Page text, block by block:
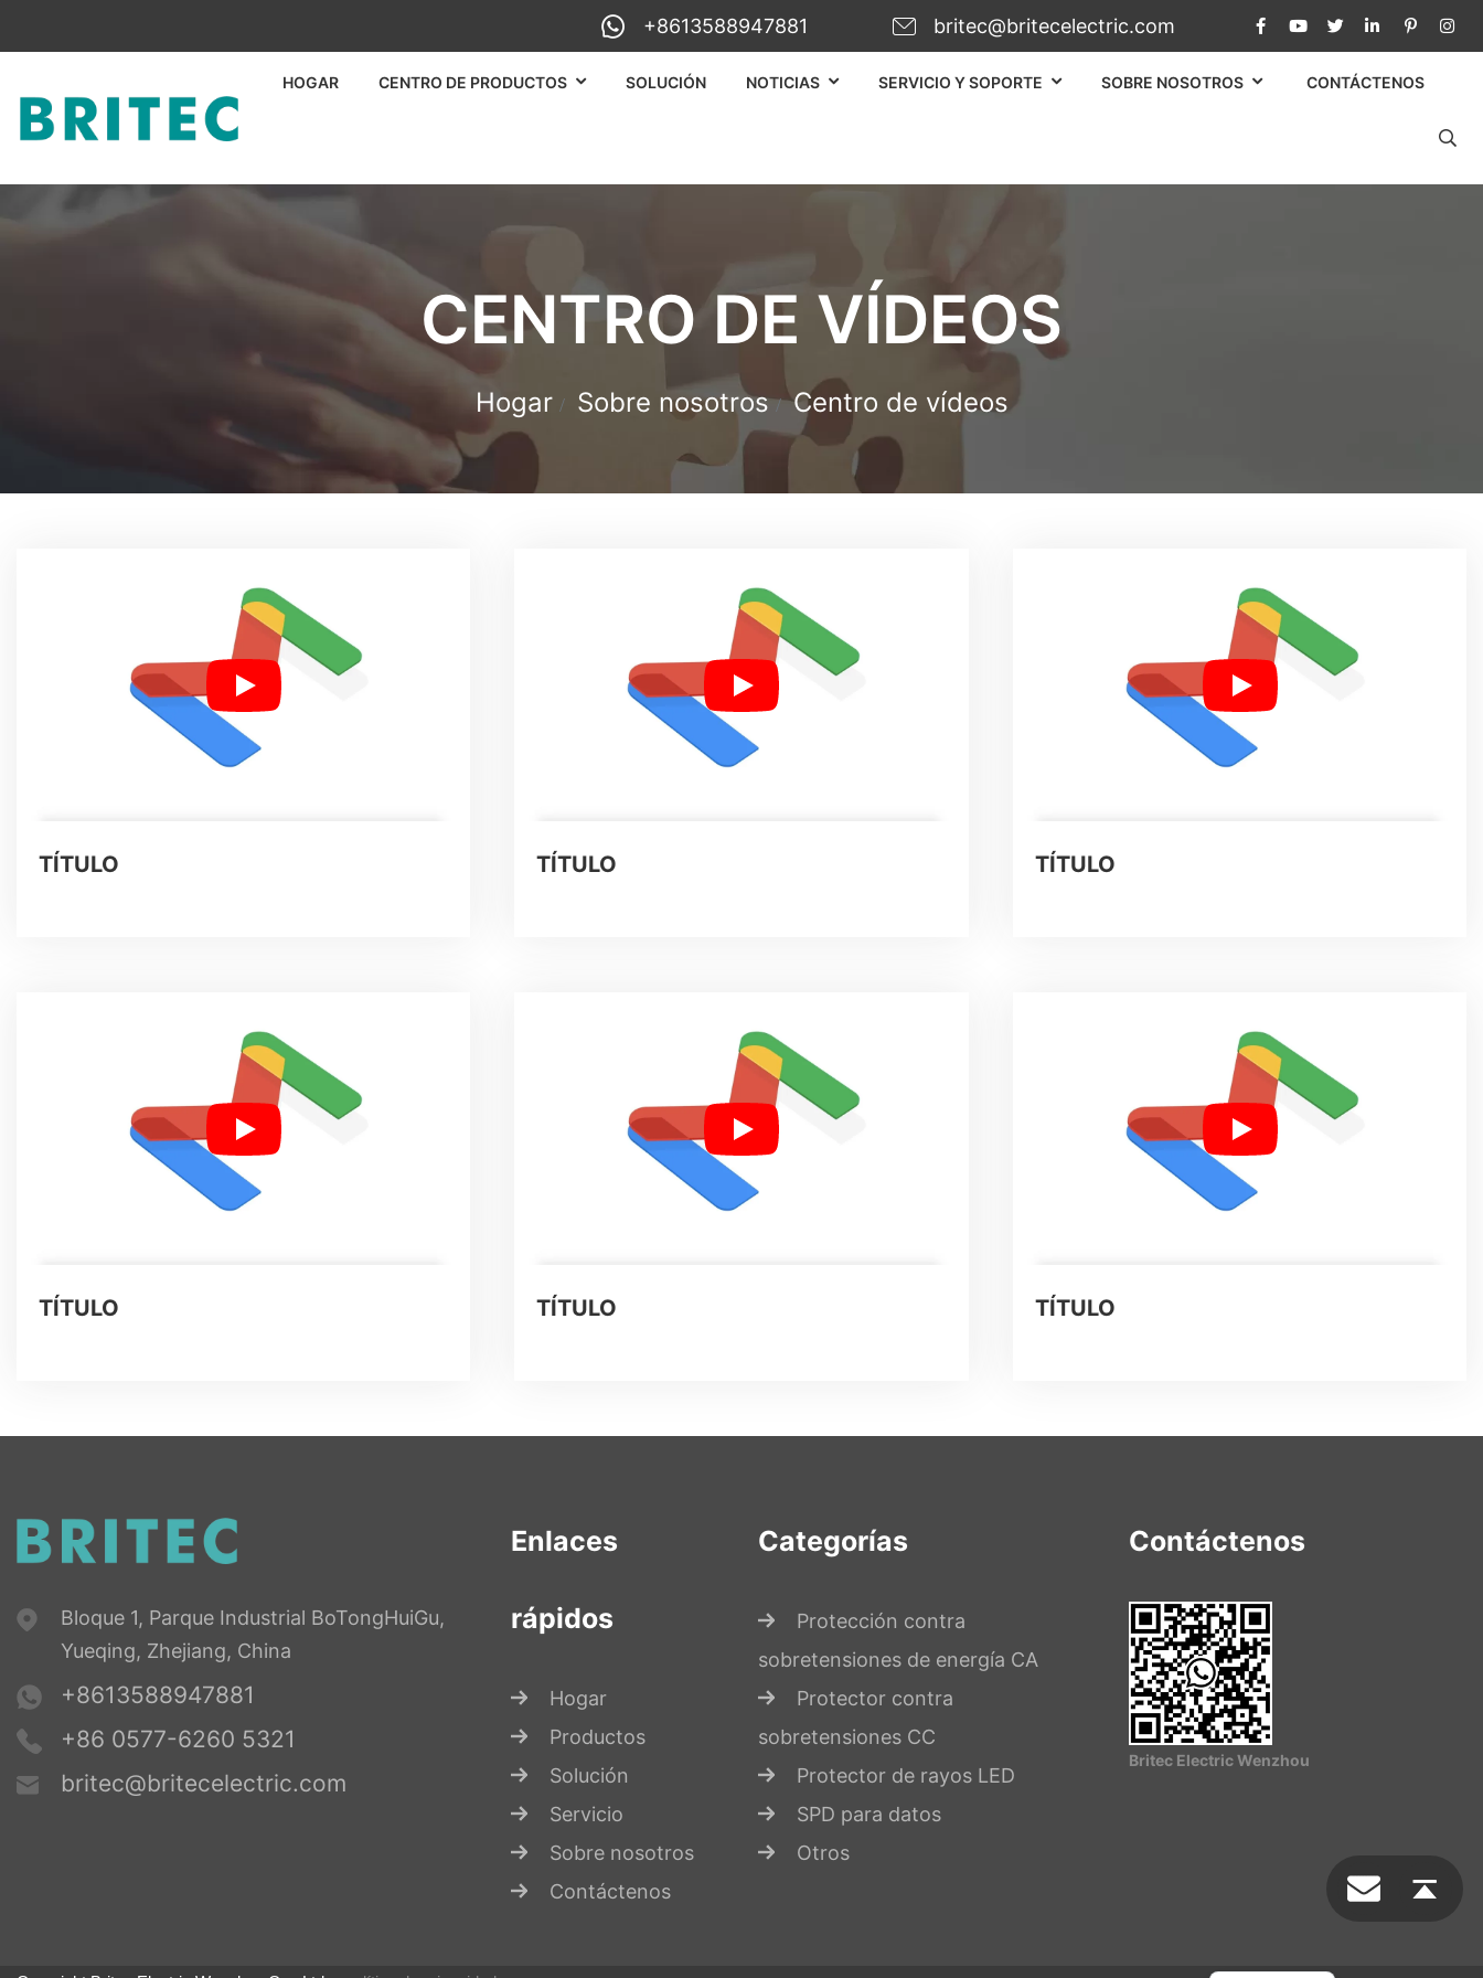
+8613588947881 britec@britecelectric.com
HOGAR CENTRO DE PRODUCTOS SOLUCIÓN NOTICIAS SERVICIO Y SOPORTE SOBRE NOSOTROS CONTÁCTENOS
CENTRO DE VÍDEOS
Hogar Sobre nosotros Centro de vídeos
TÍTULO TÍTULO TÍTULO
TÍTULO TÍTULO TÍTULO
Iniciar chat
Bloque 1, Parque Industrial BoTongHuiGu,
Yueqing, Zhejiang, China
+8613588947881
+86 0577-6260 5321
britec@britecelectric.com
Enlaces
rápidos
Hogar
Productos
Solución
Servicio
Sobre nosotros
Contáctenos
Categorías
Protección contra
sobretensiones de energía CA
Protector contra
sobretensiones CC
Protector de rayos LED
SPD para datos
Otros
Contáctenos
Britec Electric Wenzhou